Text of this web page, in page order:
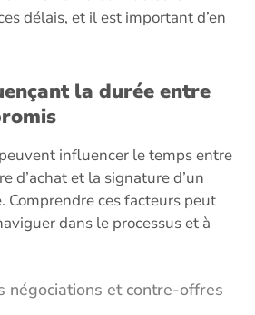
délais, et il est important d’en
la durée entre
influencer le temps entre
d’achat et la signature d’un
Comprendre ces facteurs peut
dans le processus et à
négociations et contre-offres